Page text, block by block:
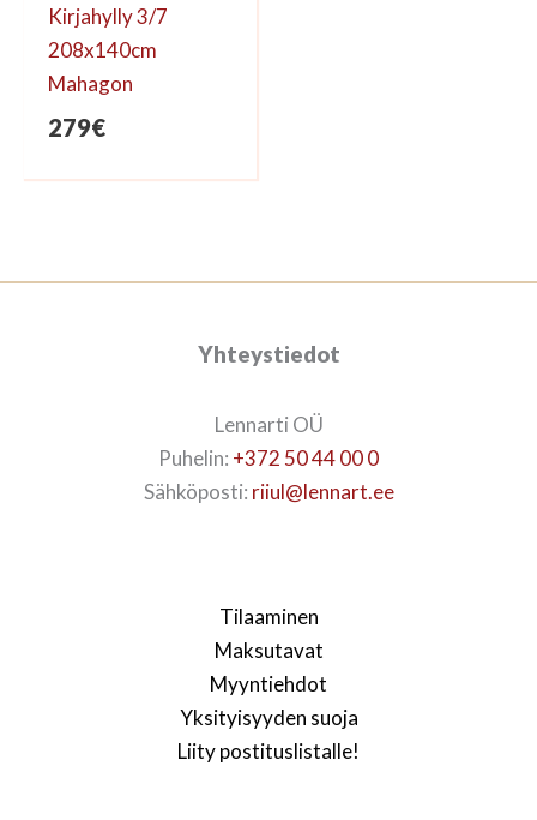
Kirjahylly 3/7
208x140cm
Mahagon
279€
Yhteystiedot
Lennarti OÜ
Puhelin: +372 50 44 00 0
Sähköposti: riiul@lennart.ee
Tilaaminen
Maksutavat
Myyntiehdot
Yksityisyyden suoja
Liity postituslistalle!